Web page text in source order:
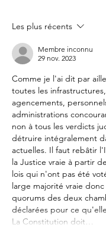
Les plus récents
Membre inconnu
29 nov. 2023
Comme je l'ai dit par
toutes les
agencements,
administrations
non à tous les verdicts
détruire intégralement
actuelles. Il faut rebâtir
la Justice vraie à partir
lois qui n'ont pas été
large majorité vraie
quorums des deux
déclarées pour ce
La Constitution doit…